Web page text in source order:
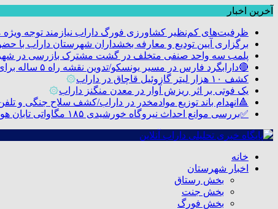
آخرین اخبار
ظرفیت‌های کم‌نظیر کشاورزی فورگ داراب نیازمند توجه
برگزاری آیین تودیع و معارفه بخشداران شهرستان داراب با
پلمب سه واحد صنفی متخلف در گشت مشترک بازرسی در
🔴دارابگرد فارس در مسیر یونسکو/تدوین نقشه راه ۵ ساله برای بازشناسی هویت دارابگرد
کشف ۱۰ هزار لیتر گازوئیل قاچاق در داراب
۞
یک فوتی بر اثر ریزش آوار در معدن منگنز داراب۞
🔺انهدام باند توزیع موادمخدر در داراب/کشف سلاح جنگی و تلفن
✅بررسی موانع احداث نیروگاه خورشیدی ۱۸۵ مگاواتی تابان هور در داراب با حضور فرماندار ویژه شهرستان
خانه
اخبار شهرستان
بخش رستاق
بخش جنت
بخش فورگ